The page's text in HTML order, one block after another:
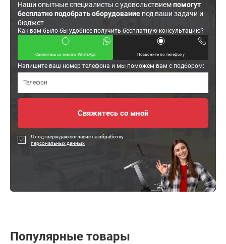
Наши опытные специалисты с удовольствиемпомогут
бесплатно подобрать оборудование под ваши задачи и
бюджет
Как вам было бы удобнее получить бесплатную консультацию?
Свяжитесь со мной в WhatsApp Позвоните по телефону
Напишите ваш номер телефона и мы поможем вам с подбором:
Я подтверждаю согласие на обработку
персональных данных
Популярные товары